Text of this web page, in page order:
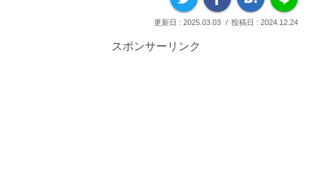
2025.03.03 2024.12.24
スポンサーリンク